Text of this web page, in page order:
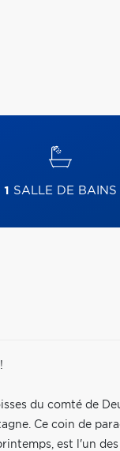
1 SALLE DE BAINS
du comté de
Ce coin de
est l'un